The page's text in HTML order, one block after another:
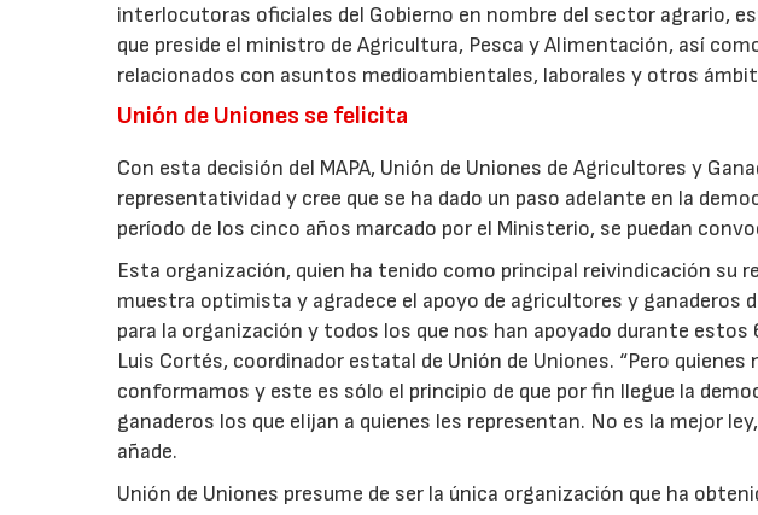
interlocutoras oficiales del Gobierno en nombre del sector agrario,
que preside el ministro de Agricultura, Pesca y Alimentación, así
relacionados con asuntos medioambientales, laborales y otros
Unión de Uniones se felicita
Con esta decisión del MAPA, Unión de Uniones de Agricultores y
representatividad y cree que se ha dado un paso adelante en la
período de los cinco años marcado por el Ministerio, se puedan
Esta organización, quien ha tenido como principal reivindicación su
muestra optimista y agradece el apoyo de agricultores y ganaderos
para la organización y todos los que nos han apoyado durante estos
Luis Cortés, coordinador estatal de Unión de Uniones. “Pero
conformamos y este es sólo el principio de que por fin llegue la
ganaderos los que elijan a quienes les representan. No es la mejor
añade.
Unión de Uniones presume de ser la única organización que ha